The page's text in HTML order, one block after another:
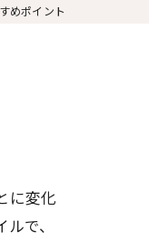
めポイント
に変化
で、